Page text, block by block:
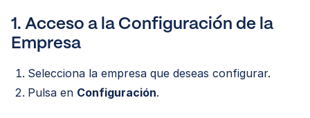
1. Acceso a la Configuración de la
Empresa
Selecciona la empresa que deseas configurar.
Pulsa en Configuración.